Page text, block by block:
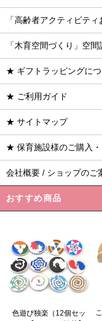
「高齢者アクティビテ
「木育空間づくり」空
★ ギフトラッピングに
★ ご利用ガイド
★ サイトマップ
★ 保育施設様のご購入
会社概要 / ショップのご
おすすめ商品
色遊び独楽（12個セッ